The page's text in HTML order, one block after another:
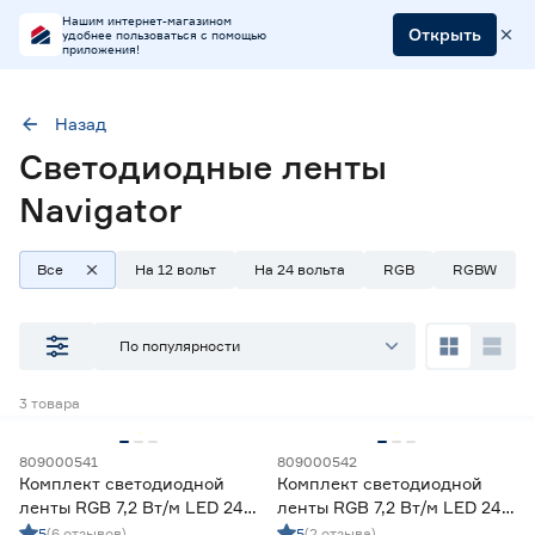
Нашим интернет-магазином
удобнее пользоваться с помощью
приложения!
Открыть
МаркаNavigator
Наличие в магазинах
Ростовское шоссе, 28/7
Тип
Ленты диодные для бани и сауны
Ленты диодные для влажных помещений
Назад
Светодиодные ленты
Navigator
Все На 12 вольт На 24 вольта RGB RGBW
По популярности
3 товара
809000541
Комплект светодиодной
ленты RGB 7,2 Вт/м LED 24
809000542
Комплект светодиодной
ленты RGB 7,2 Вт/м LED 24